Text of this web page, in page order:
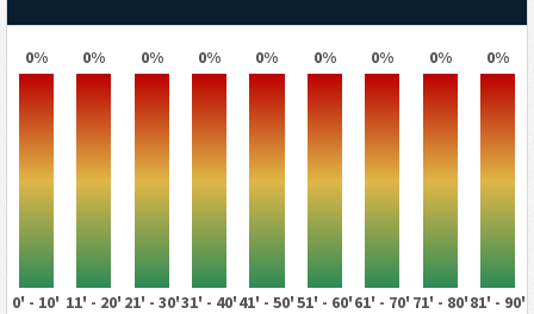
0% 0% 0% 0% 0% 0% 0% 0% 0%
0' - 10' 11' - 20' 21' - 30'31' - 40'41' - 50'51' - 60'61' - 70' 71' - 80'81' - 90'